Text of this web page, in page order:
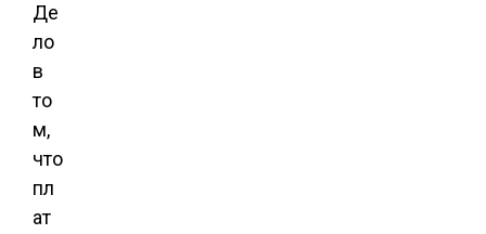
Де
ло
в
то
м,
что
пл
ат